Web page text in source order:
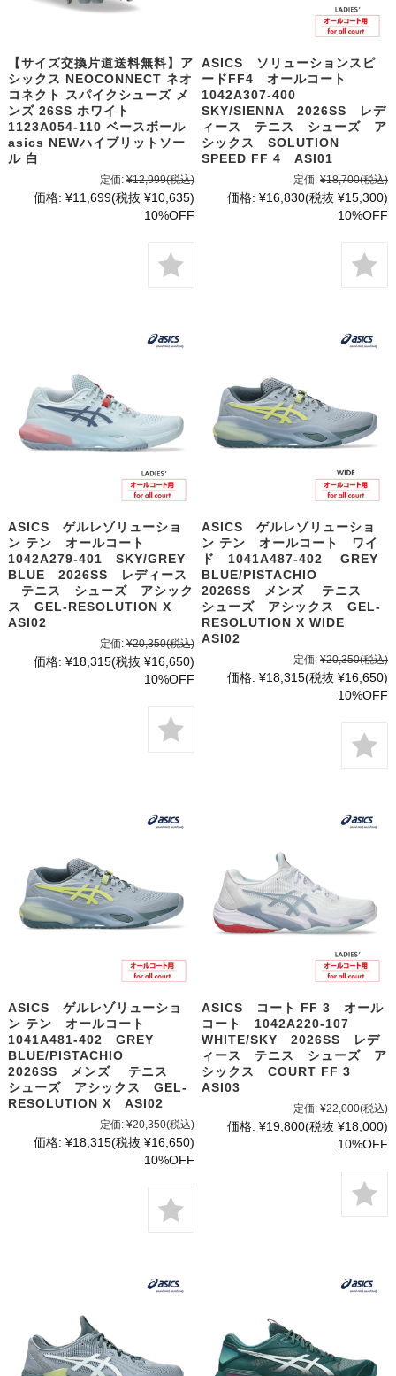
【サイズ交換片道送料無料】ア
シックス NEOCONNECT ネオ
コネクト スパイクシューズ メ
ンズ 26SS ホワイト
1123A054-110 ベースボール
asics NEWハイブリットソー
ル 白
定価: ¥12,999(税込)
価格: ¥11,699(税抜 ¥10,635)
10%OFF
ASICS ソリューションスピ
ードFF4 オールコート
1042A307-400
SKY/SIENNA 2026SS レデ
ィース テニス シューズ ア
シックス SOLUTION
SPEED FF 4 ASI01
定価: ¥18,700(税込)
価格: ¥16,830(税抜 ¥15,300)
10%OFF
ASICS ゲルレゾリューショ
ン テン オールコート
1042A279-401 SKY/GREY
BLUE 2026SS レディース
テニス シューズ アシック
ス GEL-RESOLUTION X
ASI02
定価: ¥20,350(税込)
価格: ¥18,315(税抜 ¥16,650)
10%OFF
ASICS ゲルレゾリューショ
ン テン オールコート ワイ
ド 1041A487-402 GREY
BLUE/PISTACHIO
2026SS メンズ テニス
シューズ アシックス GEL-
RESOLUTION X WIDE
ASI02
定価: ¥20,350(税込)
価格: ¥18,315(税抜 ¥16,650)
10%OFF
ASICS ゲルレゾリューショ
ン テン オールコート
1041A481-402 GREY
BLUE/PISTACHIO
2026SS メンズ テニス
シューズ アシックス GEL-
RESOLUTION X ASI02
定価: ¥20,350(税込)
価格: ¥18,315(税抜 ¥16,650)
10%OFF
ASICS コート FF 3 オール
コート 1042A220-107
WHITE/SKY 2026SS レデ
ィース テニス シューズ ア
シックス COURT FF 3
ASI03
定価: ¥22,000(税込)
価格: ¥19,800(税抜 ¥18,000)
10%OFF